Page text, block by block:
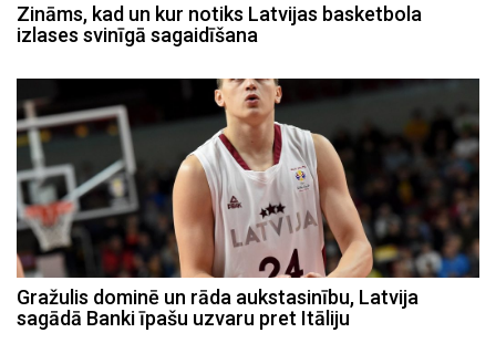
Zināms, kad un kur notiks Latvijas basketbola
izlases svinīgā sagaidīšana
Gražulis dominē un rāda aukstasinību, Latvija
sagādā Banki īpašu uzvaru pret Itāliju